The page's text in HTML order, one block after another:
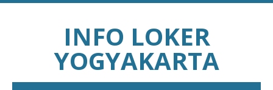
INFO LOKER
YOGYAKARTA